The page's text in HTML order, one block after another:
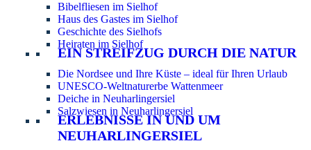
Bibelfliesen im Sielhof
Haus des Gastes im Sielhof
Geschichte des Sielhofs
Heiraten im Sielhof
EIN STREIFZUG DURCH DIE NATUR
Die Nordsee und Ihre Küste – ideal für Ihren Urlaub
UNESCO-Weltnaturerbe Wattenmeer
Deiche in Neuharlingersiel
Salzwiesen in Neuharlingersiel
ERLEBNISSE IN UND UM
NEUHARLINGERSIEL